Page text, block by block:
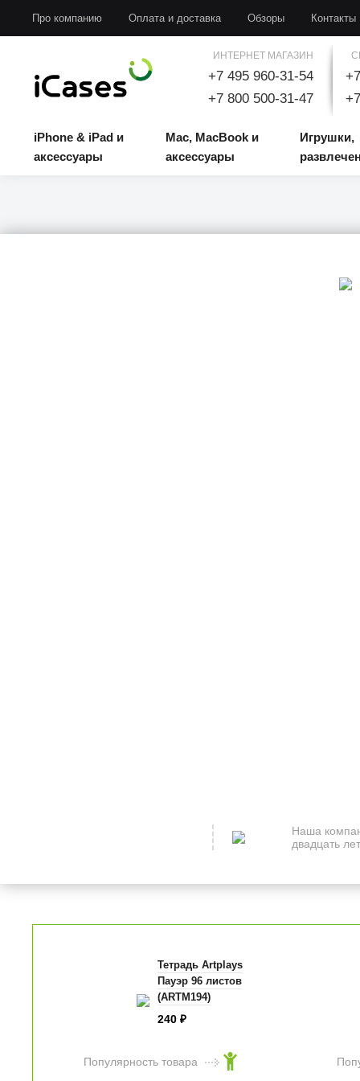
Про компанию Оплата и доставка Обзоры Контакты
ИНТЕРНЕТ МАГАЗИН
+7 495 960-31-54
+7 800 500-31-47
iPhone & iPad и
аксессуары
Mac, MacBook и
аксессуары
Игрушки,
Наша
двадцать
Тетрадь Artplays
Пауэр 96 листов
(ARTM194)
240₽
Популярность товара